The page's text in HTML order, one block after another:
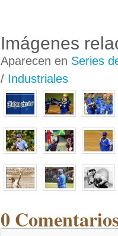
Imágenes
Aparecen en Series
/ Industriales
0